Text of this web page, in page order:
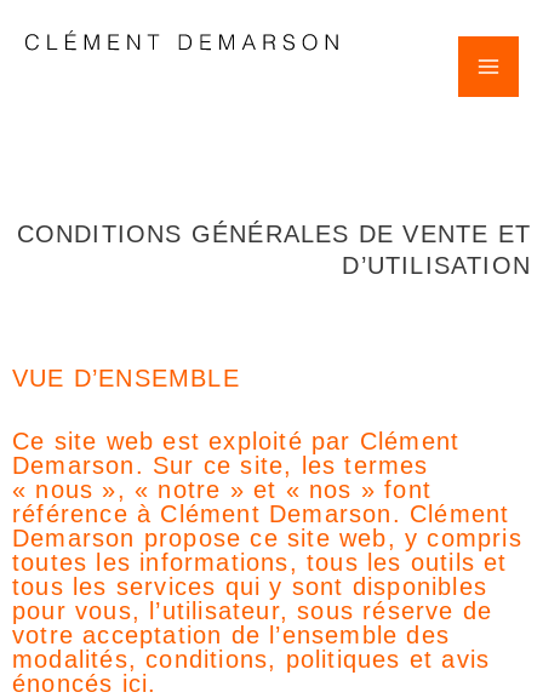
au
contenu
CONDITIONS GÉNÉRALES DE VENTE ET
D’UTILISATION
VUE D’ENSEMBLE
Ce site web est exploité par Clément
Demarson. Sur ce site, les termes
« nous », « notre » et « nos » font
référence à Clément Demarson. Clément
Demarson propose ce site web, y compris
toutes les informations, tous les outils et
tous les services qui y sont disponibles
pour vous, l’utilisateur, sous réserve de
votre acceptation de l’ensemble des
modalités, conditions, politiques et avis
énoncés ici.